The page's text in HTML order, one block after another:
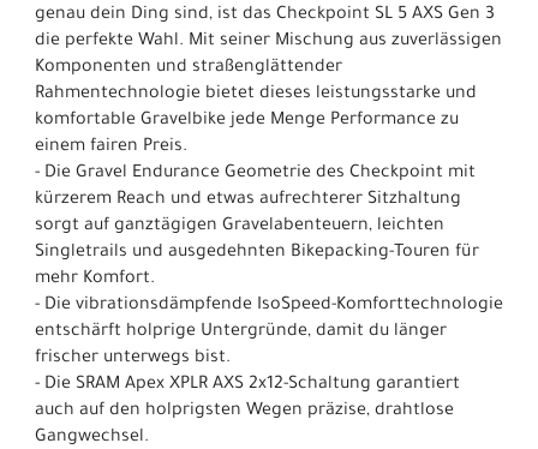
genau dein Ding sind, ist das Checkpoint SL 5 AXS Gen 3
die perfekte Wahl. Mit seiner Mischung aus zuverlässigen
Komponenten und straßenglättender
Rahmentechnologie bietet dieses leistungsstarke und
komfortable Gravelbike jede Menge Performance zu
einem fairen Preis.
- Die Gravel Endurance Geometrie des Checkpoint mit
kürzerem Reach und etwas aufrechterer Sitzhaltung
sorgt auf ganztägigen Gravelabenteuern, leichten
Singletrails und ausgedehnten Bikepacking-Touren für
mehr Komfort.
- Die vibrationsdämpfende IsoSpeed-Komforttechnologie
entschärft holprige Untergründe, damit du länger
frischer unterwegs bist.
- Die SRAM Apex XPLR AXS 2x12-Schaltung garantiert
auch auf den holprigsten Wegen präzise, drahtlose
Gangwechsel.